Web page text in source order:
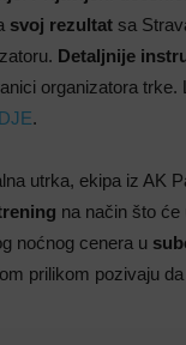
svoj rezultat sa
Detaljnije
organizatora trke.
.
utrka, ekipa iz AK
na način što će
noćnog cenera u
prilikom pozivaju